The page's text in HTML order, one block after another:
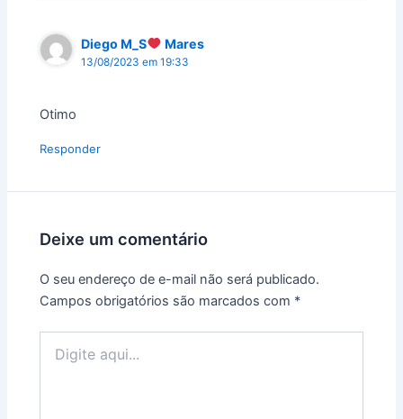
Diego M_S Mares
13/08/2023 em 19:33
Otimo
Responder
Deixe um comentário
O seu endereço de e-mail não será publicado.
Campos obrigatórios são marcados com *
aqui...